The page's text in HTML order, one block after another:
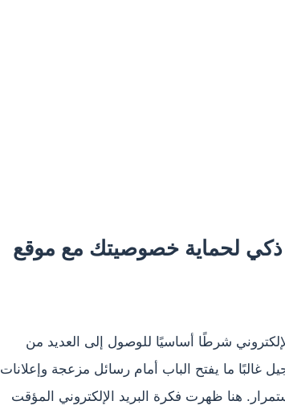
ذكي لحماية خصوصيتك مع موقع
شرطًا أساسيًا للوصول إلى العديد من
غالبًا ما يفتح الباب أمام رسائل مزعجة وإعلانات
هنا ظهرت فكرة البريد الإلكتروني المؤقت